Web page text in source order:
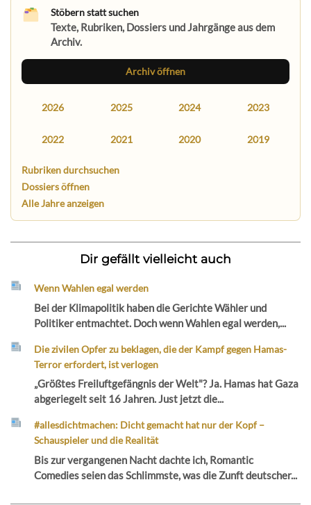
Stöbern statt suchen
Texte, Rubriken, Dossiers und Jahrgänge aus dem
Archiv.
Archiv öffnen
2026 2025 2024 2023
2022 2021 2020 2019
Rubriken durchsuchen
Dossiers öffnen
Alle Jahre anzeigen
Dir gefällt vielleicht auch
Wenn Wahlen egal werden
Bei der Klimapolitik haben die Gerichte Wähler und
Politiker entmachtet. Doch wenn Wahlen egal werden,...
Die zivilen Opfer zu beklagen, die der Kampf gegen Hamas-
Terror erfordert, ist verlogen
„Größtes Freiluftgefängnis der Welt"? Ja. Hamas hat Gaza
abgeriegelt seit 16 Jahren. Just jetzt die...
#allesdichtmachen: Dicht gemacht hat nur der Kopf –
Schauspieler und die Realität
Bis zur vergangenen Nacht dachte ich, Romantic
Comedies seien das Schlimmste, was die Zunft deutscher...